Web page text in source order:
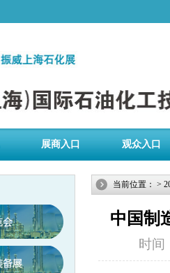
展商入口 观众入口
当前位置： >
中国制
时间